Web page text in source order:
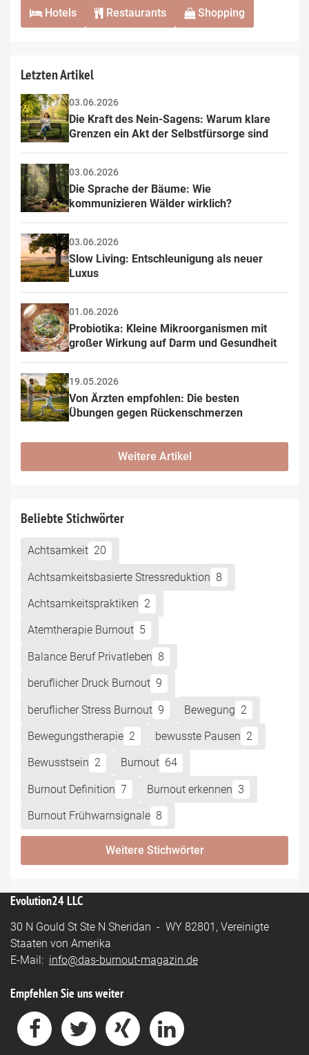
Hotels Restaurants Shopping
Letzten Artikel
03.06.2026
Die Kraft des Nein-Sagens: Warum klare
Grenzen ein Akt der Selbstfürsorge sind
03.06.2026
Die Sprache der Bäume: Wie
kommunizieren Wälder wirklich?
03.06.2026
Slow Living: Entschleunigung als neuer
Luxus
01.06.2026
Probiotika: Kleine Mikroorganismen mit
großer Wirkung auf Darm und Gesundheit
19.05.2026
Von Ärzten empfohlen: Die besten
Übungen gegen Rückenschmerzen
Weitere Artikel
Beliebte Stichwörter
Achtsamkeit 20
Achtsamkeitsbasierte Stressreduktion 8
Achtsamkeitspraktiken 2
Atemtherapie Burnout 5
Balance Beruf Privatleben 8
beruflicher Druck Burnout 9
beruflicher Stress Burnout 9 Bewegung 2
Bewegungstherapie 2 bewusste Pausen 2
Bewusstsein 2 Burnout 64
Burnout Definition 7 Burnout erkennen 3
Burnout Frühwarnsignale 8
Weitere Stichwörter
Evolution24 LLC
30 N Gould St Ste N Sheridan - WY 82801, Vereinigte
Staaten von Amerika
E-Mail: info@das-burnout-magazin.de
Empfehlen Sie uns weiter